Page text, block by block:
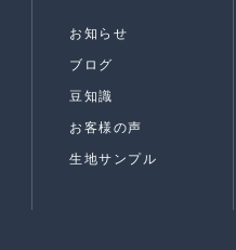
お知らせ
ブログ
豆知識
お客様の声
生地サンプル